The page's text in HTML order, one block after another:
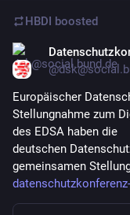
HBDI boosted
@
Europäischer
Stellungnahme zum
des EDSA haben die
deutschen
gemeinsamen